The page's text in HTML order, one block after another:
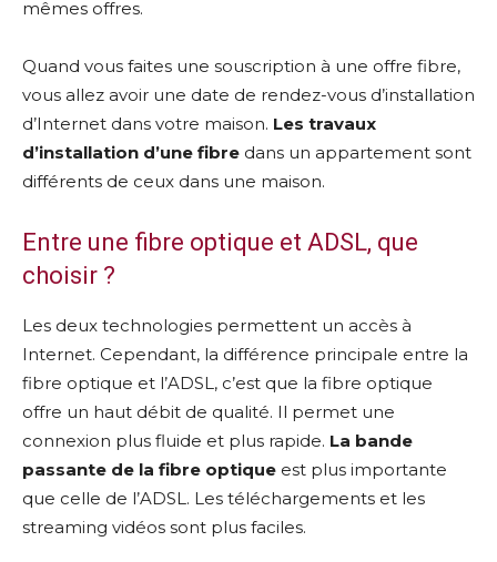
mêmes offres.
Quand vous faites une souscription à une offre fibre,
vous allez avoir une date de rendez-vous d’installation
d’Internet dans votre maison. Les travaux
d’installation d’une fibre dans un appartement sont
différents de ceux dans une maison.
Entre une fibre optique et ADSL, que
choisir ?
Les deux technologies permettent un accès à
Internet. Cependant, la différence principale entre la
fibre optique et l’ADSL, c’est que la fibre optique
offre un haut débit de qualité. Il permet une
connexion plus fluide et plus rapide. La bande
passante de la fibre optique est plus importante
que celle de l’ADSL. Les téléchargements et les
streaming vidéos sont plus faciles.